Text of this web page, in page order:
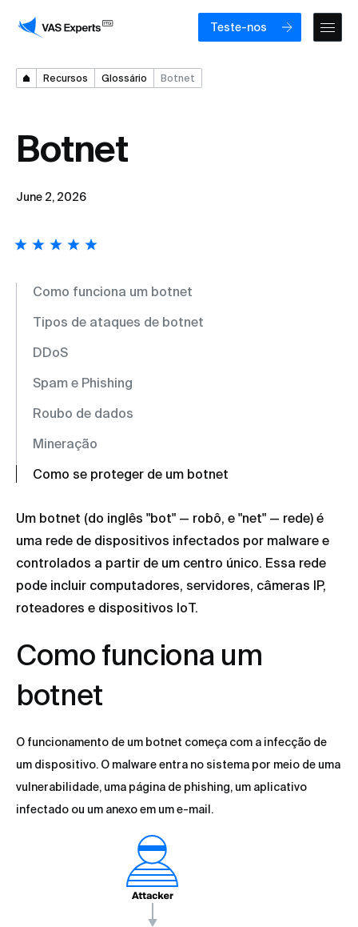
Teste-nos
Recursos Glossário Botnet
Botnet
June 2, 2026
Um botnet (do inglês "bot" — robô, e "net" — rede) é
uma rede de dispositivos infectados por malware e
controlados a partir de um centro único. Essa rede
pode incluir computadores, servidores, câmeras IP,
roteadores e dispositivos IoT.
Como funciona um
botnet
O funcionamento de um botnet começa com a infecção de
um dispositivo. O malware entra no sistema por meio de uma
vulnerabilidade, uma página de phishing, um aplicativo
infectado ou um anexo em um e-mail.
Como funciona um botnet
Tipos de ataques de botnet
DDoS
Spam e Phishing
Roubo de dados
Mineração
Como se proteger de um botnet